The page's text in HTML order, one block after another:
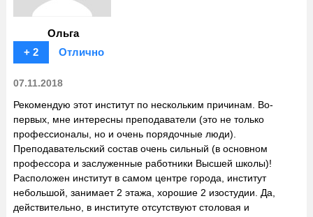
Ольга
+ 2
Отлично
07.11.2018
Рекомендую этот институт по нескольким причинам. Во-
первых, мне интересны преподаватели (это не только
профессионалы, но и очень порядочные люди).
Преподавательский состав очень сильный (в основном
профессора и заслуженные работники Высшей школы)!
Расположен институт в самом центре города, институт
небольшой, занимает 2 этажа, хорошие 2 изостудии. Да,
действительно, в институте отсутствуют столовая и